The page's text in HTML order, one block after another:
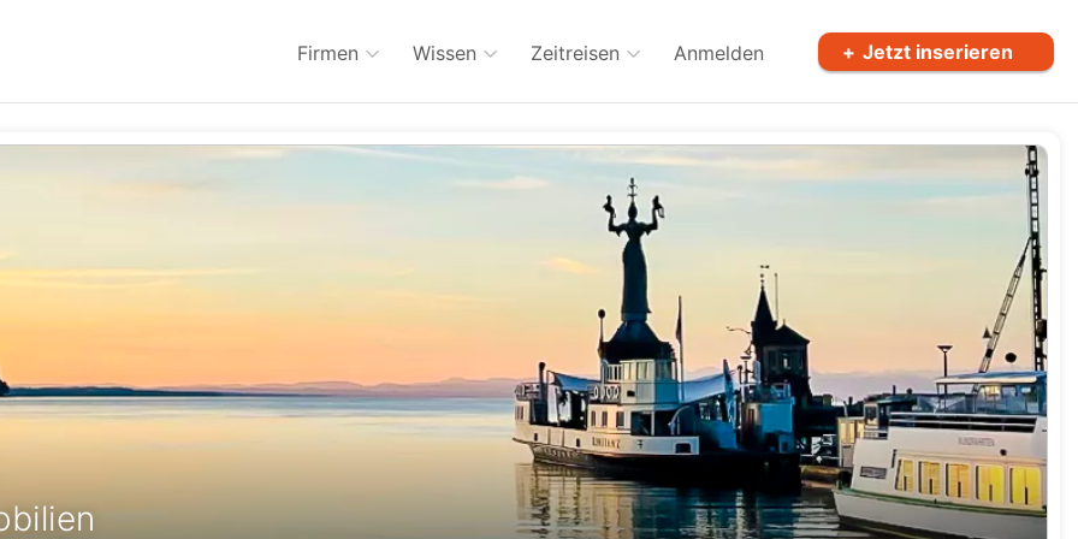
Firmen Wissen Zeitreisen Anmelden Jetzt inserieren